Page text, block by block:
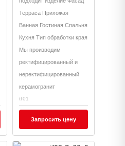
Терраса Прихожая
Ванная Гостиная Спальня
Кухня Тип обработки края
Мы производим
ректифицированный и
неректифицированный
керамогранит
tf01
Запросить цену